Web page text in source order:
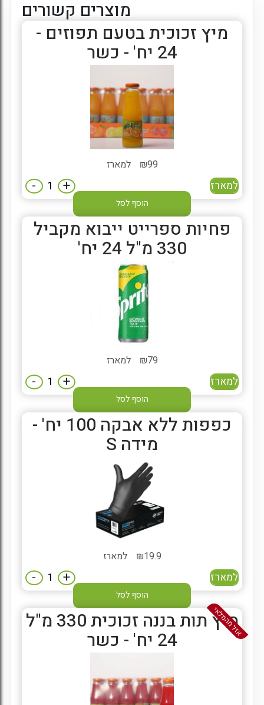
מוצרים קשורים
מיץ זכוכית בטעם תפוזים -
24 יח' - כשר
99
₪ למארז
למארז +
-
הוסף לסל
פחיות ספרייט ייבוא מקביל
330 מ"ל 24 יח'
79
₪ למארז
למארז +
-
הוסף לסל
כפפות ללא אבקה 100 יח' -
מידה S
19.9
₪ למארז
למארז +
-
הוסף לסל
אזל מהמלאי מיץ תות בננה זכוכית 330 מ"ל
24 יח' - כשר